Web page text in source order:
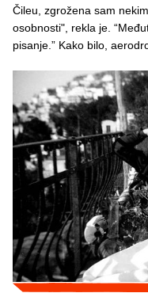
Čileu, zgrožena sam
osobnosti", rekla je.
pisanje.” Kako bilo,